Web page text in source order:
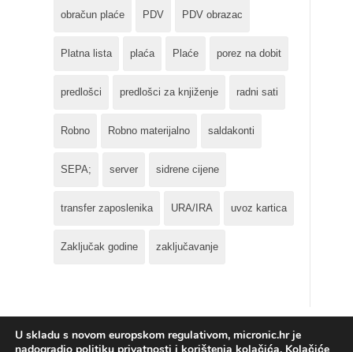
obračun plaće PDV PDV obrazac
Platna lista plaća Plaće porez na dobit
predlošci predlošci za knjiženje radni sati
Robno Robno materijalno saldakonti
SEPA; server sidrene cijene
transfer zaposlenika URA/IRA uvoz kartica
Zaključak godine zaključavanje
U skladu s novom europskom regulativom, micronic.hr je